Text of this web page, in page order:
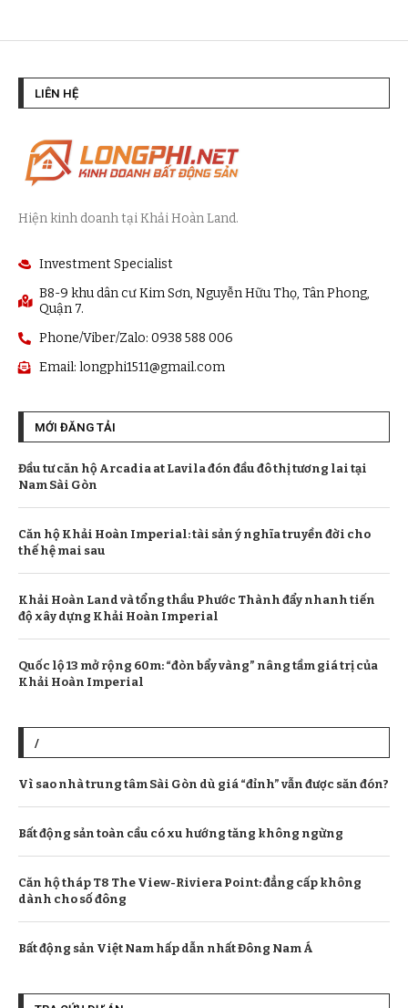
LIÊN HỆ
Hiện kinh doanh tại Khải Hoàn Land.
Investment Specialist
B8-9 khu dân cư Kim Sơn, Nguyễn Hữu Thọ, Tân Phong,
Quận 7.
Phone/Viber/Zalo: 0938 588 006
Email: longphi1511@gmail.com
MỚI ĐĂNG TẢI
Đầu tư căn hộ Arcadia at Lavila đón đầu đô thị tương lai tại
Nam Sài Gòn
Căn hộ Khải Hoàn Imperial: tài sản ý nghĩa truyền đời cho
thế hệ mai sau
Khải Hoàn Land và tổng thầu Phước Thành đẩy nhanh tiến
độ xây dựng Khải Hoàn Imperial
Quốc lộ 13 mở rộng 60m: “đòn bẩy vàng” nâng tầm giá trị của
Khải Hoàn Imperial
/
Vì sao nhà trung tâm Sài Gòn dù giá “đỉnh” vẫn được săn đón?
Bất động sản toàn cầu có xu hướng tăng không ngừng
Căn hộ tháp T8 The View-Riviera Point: đẳng cấp không
dành cho số đông
Bất động sản Việt Nam hấp dẫn nhất Đông Nam Á